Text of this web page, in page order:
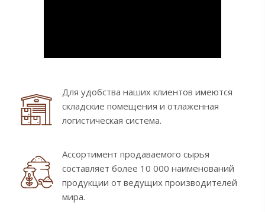
Для удобства наших клиентов имеются
складские помещения и отлаженная
логистическая система.
Ассортимент продаваемого сырья
составляет более 10 000 наименований
продукции от ведущих производителей
мира.